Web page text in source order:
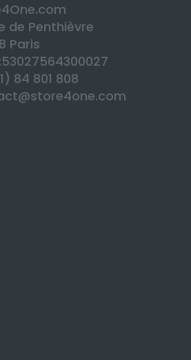
de Penthièvre
Paris
84 801 808